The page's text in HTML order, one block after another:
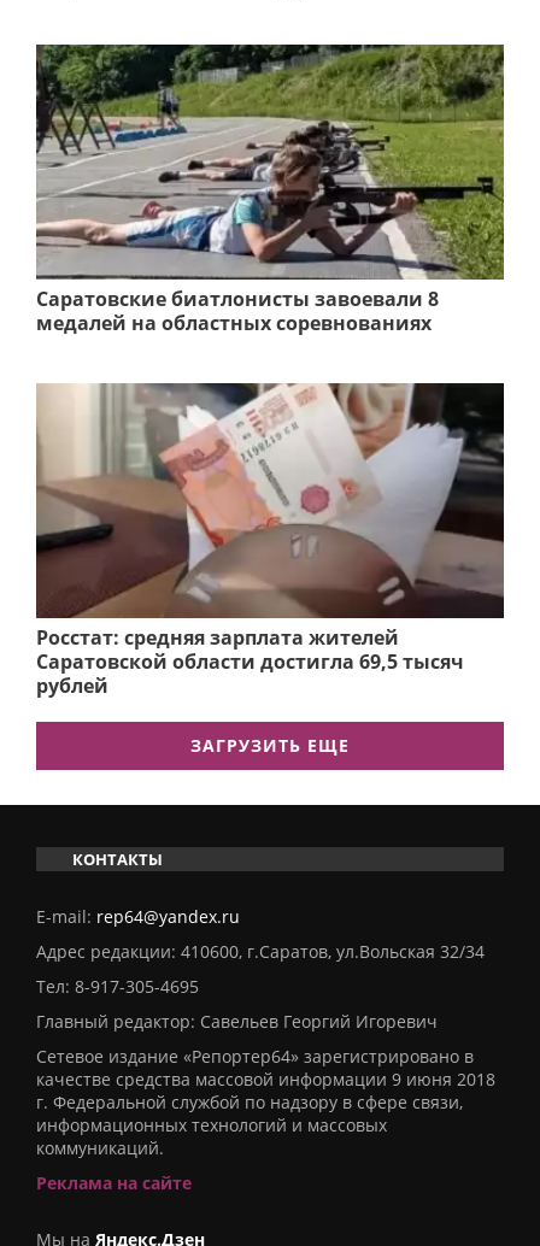
Саратовские биатлонисты завоевали 8
медалей на областных соревнованиях
Росстат: средняя зарплата жителей
Саратовской области достигла 69,5 тысяч
рублей
ЗАГРУЗИТЬ ЕЩЕ
КОНТАКТЫ
E-mail: rep64@yandex.ru
Адрес редакции: 410600, г.Саратов, ул.Вольская 32/34
Тел: 8-917-305-4695
Главный редактор: Савельев Георгий Игоревич
Сетевое издание «Репортер64» зарегистрировано в
качестве средства массовой информации 9 июня 2018
г. Федеральной службой по надзору в сфере связи,
информационных технологий и массовых
коммуникаций.
Реклама на сайте
Мы на Яндекс.Дзен